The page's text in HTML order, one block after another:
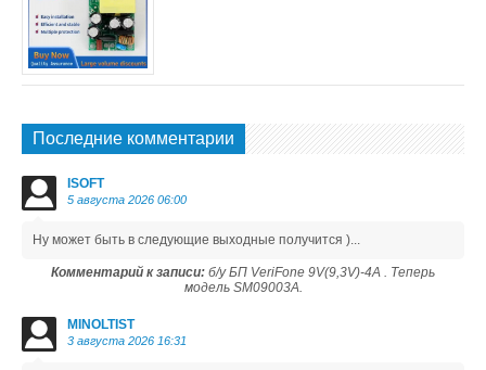
Последние комментарии
ISOFT
5 августа 2026 06:00
Ну может быть в следующие выходные получится )...
Комментарий к записи: б/у БП VeriFone 9V(9,3V)-4A . Теперь
модель SM09003A.
MINOLTIST
3 августа 2026 16:31